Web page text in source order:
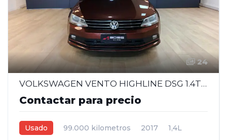
24
VOLKSWAGEN VENTO HIGHLINE DSG 1.4T - 2017
Contactar para precio
Usado 99.000 kilometros 2017
1,4L